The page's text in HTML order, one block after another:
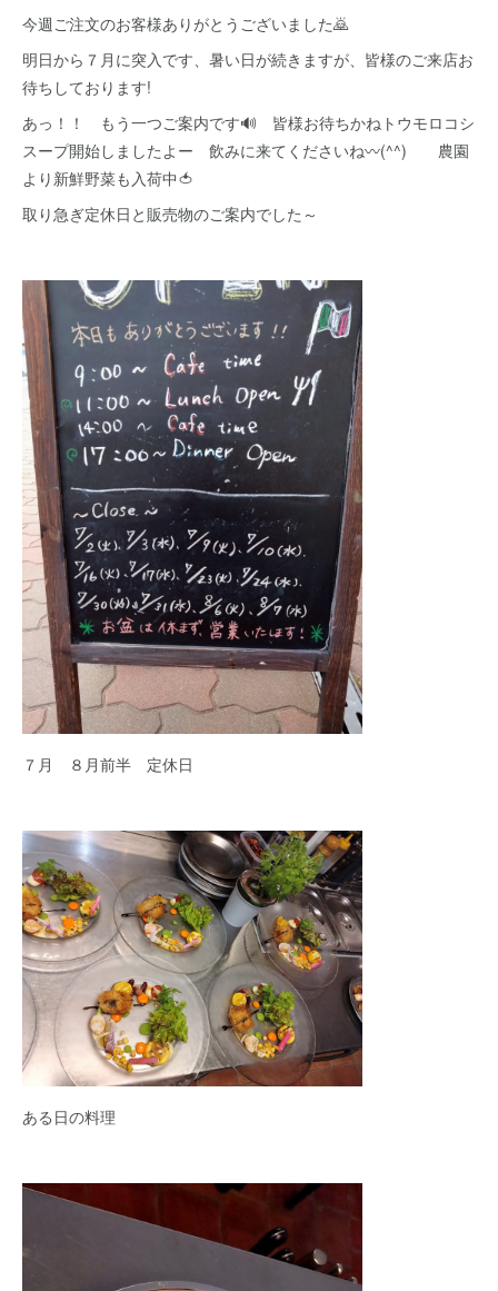
今週ご注文のお客様ありがとうございました🙇
明日から７月に突入です、暑い日が続きますが、皆様のご来店お
待ちしております!
あっ！！ もう一つご案内です🔊 皆様お待ちかねトウモロコシ
スープ開始しましたよー 飲みに来てくださいね〰(^^) 農園
より新鮮野菜も入荷中🍅
取り急ぎ定休日と販売物のご案内でした～
７月 ８月前半 定休日
ある日の料理